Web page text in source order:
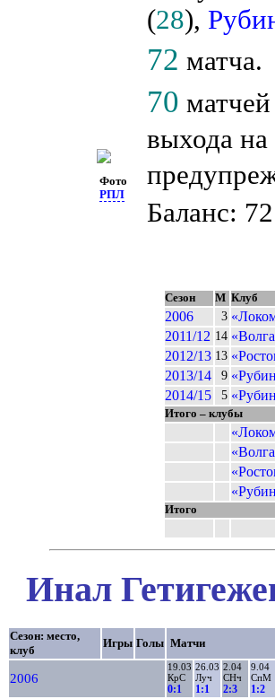
Фото
РПЛ
(28),
72 матча.
70
выхода на
Баланс:
Сезон М Клуб
2006 3
2011/12 14
2012/13 13
2013/14
9
2014/15
5
Итого – клубы
Итого
Инал
Сезон: место,
клуб
Игры Голы Матчи
2006
19.03
КрС
0:1
26.03
Луч
1:1
2.04
СНч
2:3
9.04
СпМ
1:2